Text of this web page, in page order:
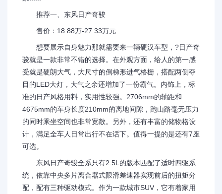
推荐一、东风日产奇骏
售价：18.88万-27.33万元
想要展示自身魅力那就需要来一辆硬汉车型，?日产奇
骏就是一款非常不错的选择。在外观方面，给人的第一感
受就是硬朗大气，大尺寸的倒梯形进气格栅，搭配两侧夺
目的LED大灯，大气之余还增加了一份霸气。内饰上，标
准的日产风格用料，实用性较强。2706mm的轴距和
4675mm的车身长度210mm的离地间隙，跑山路毫无压力
的同时乘坐空间也非常宽敞。另外，还有丰富的储物格设
计，满足全车人日常出行不在话下。值得一提的是还有7座
可选。
东风日产奇骏全系只有2.5L的版本匹配了适时四驱系
统，依靠中央多片离合器式限滑差速器实现前后的扭矩分
配，配有三种驱动模式。作为一款城市SUV，它有着家用